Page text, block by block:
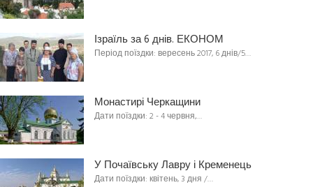
Ізраїль за 6 днів. ЕКОНОМ
Період поїздки: вересень 2017, 6 днів/5…
Монастирі Черкащини
Дати поїздки: 2 - 4 червня,…
У Почаївську Лавру і Кременець
Дати поїздки: квітень, 3 дня /…